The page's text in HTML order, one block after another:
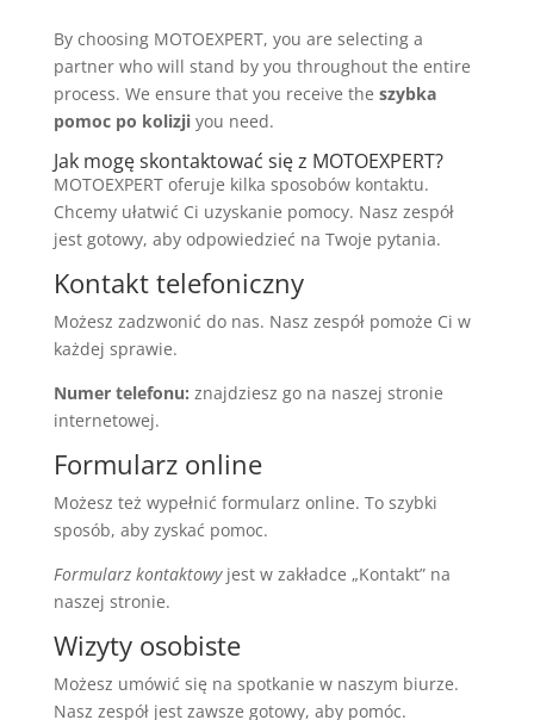
By choosing MOTOEXPERT, you are selecting a
partner who will stand by you throughout the entire
process. We ensure that you receive the szybka
pomoc po kolizjiyou need.
Jak mogę skontaktować się z MOTOEXPERT?
MOTOEXPERT oferuje kilka sposobów kontaktu.
Chcemy ułatwić Ci uzyskanie pomocy. Nasz zespół
jest gotowy, aby odpowiedzieć na Twoje pytania.
Kontakt telefoniczny
Możesz zadzwonić do nas. Nasz zespół pomoże Ci w
każdej sprawie.
Numer telefonu: znajdziesz go na naszej stronie
internetowej.
Formularz online
Możesz też wypełnić formularz online. To szybki
sposób, aby zyskać pomoc.
Formularz kontaktowyjest w zakładce „Kontakt” na
naszej stronie.
Wizyty osobiste
Możesz umówić się na spotkanie w naszym biurze.
Nasz zespół jest zawsze gotowy, aby pomóc.